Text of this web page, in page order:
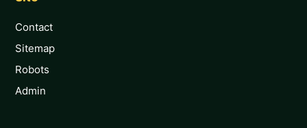
Contact
Sitemap
Robots
Admin